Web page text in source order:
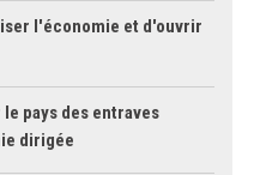
l'économie et d'ouvrir
pays des entraves
dirigée